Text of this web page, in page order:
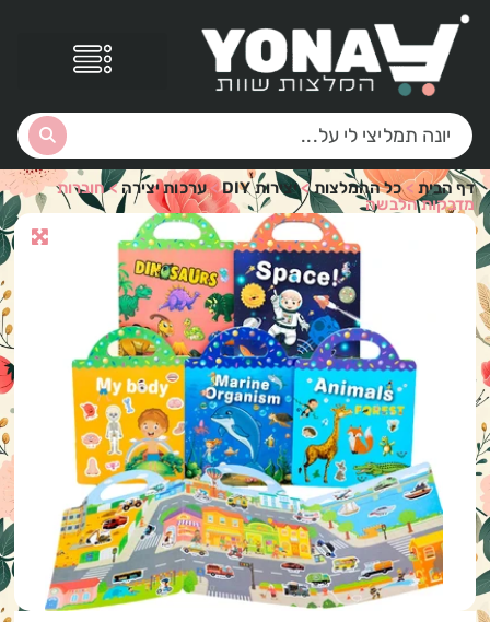
דף הבית>כל ההמלצות>יצירות DIY >ערכות יצירה>חוברות
מדבקות הלבשה